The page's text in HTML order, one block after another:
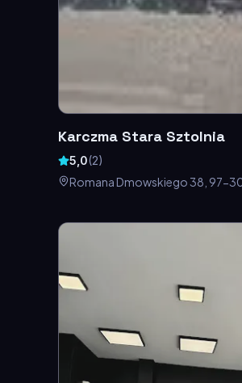
Karczma Stara Sztolnia
5,0(2)
Romana Dmowskiego 38, 97-